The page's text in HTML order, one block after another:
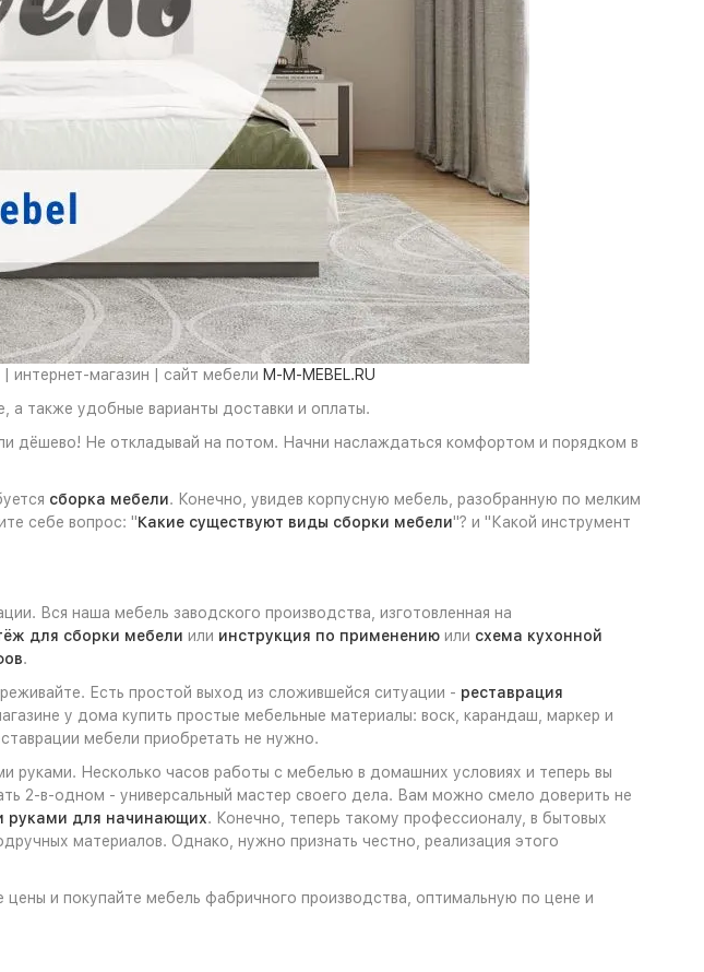
интернет-магазин | сайт мебели M-M-MEBEL.RU
а также удобные варианты доставки и оплаты.
дёшево! Не откладывай на потом. Начни наслаждаться комфортом и порядком в
сборка мебели. Конечно, увидев корпусную мебель, разобранную по мелким
себе вопрос: "Какие существуют виды сборки мебели"? и "Какой инструмент
Вся наша мебель заводского производства, изготовленная на
для сборки мебели или инструкция по применениюили схема кухонной
.
Есть простой выход из сложившейся ситуации - реставрация
у дома купить простые мебельные материалы: воск, карандаш, маркер и
мебели приобретать не нужно.
руками. Несколько часов работы с мебелью в домашних условиях и теперь вы
2-в-одном - универсальный мастер своего дела. Вам можно смело доверить не
руками для начинающих. Конечно, теперь такому профессионалу, в бытовых
материалов. Однако, нужно признать честно, реализация этого
цены и покупайте мебель фабричного производства, оптимальную по цене и